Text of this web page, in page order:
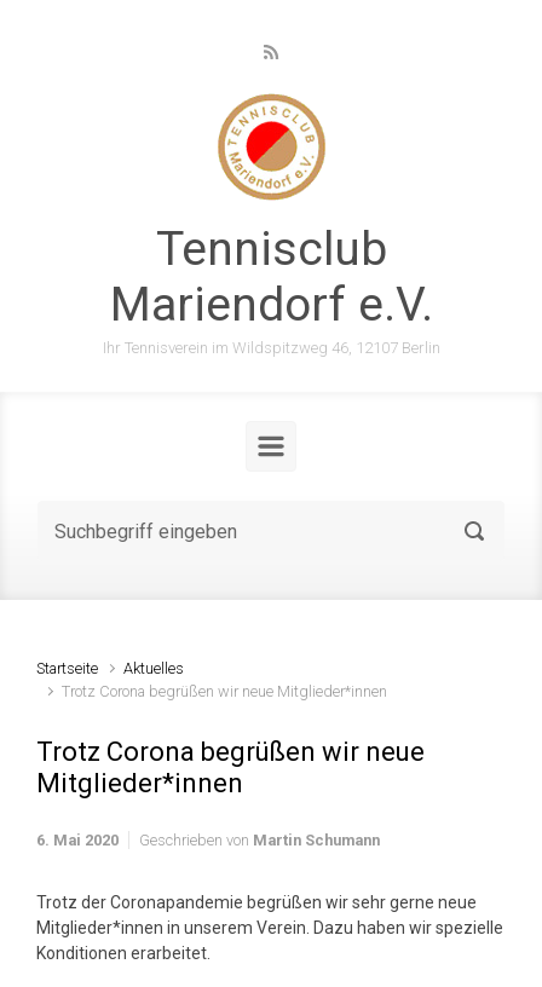
Tennisclub
Mariendorf e.V.
Ihr Tennisverein im Wildspitzweg 46, 12107 Berlin
Startseite
Aktuelles
Trotz Corona begrüßen wir neue Mitglieder*innen
Trotz Corona begrüßen wir neue
Mitglieder*innen
6. Mai 2020 Geschrieben von Martin Schumann
Trotz der Coronapandemie begrüßen wir sehr gerne neue
Mitglieder*innen in unserem Verein. Dazu haben wir spezielle
Konditionen erarbeitet.